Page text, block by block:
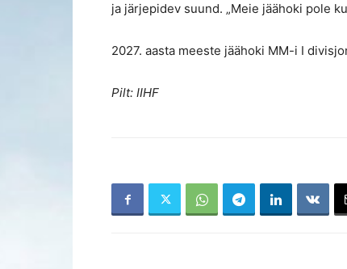
ja järjepidev suund. „Meie jäähoki pole
2027. aasta meeste jäähoki MM-i I
Pilt: IIHF